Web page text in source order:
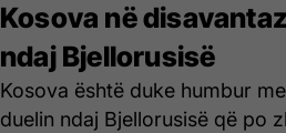
Kosova në
ndaj Bjellorusisë
Kosova është duke humbur
duelin ndaj Bjellorusisë që po